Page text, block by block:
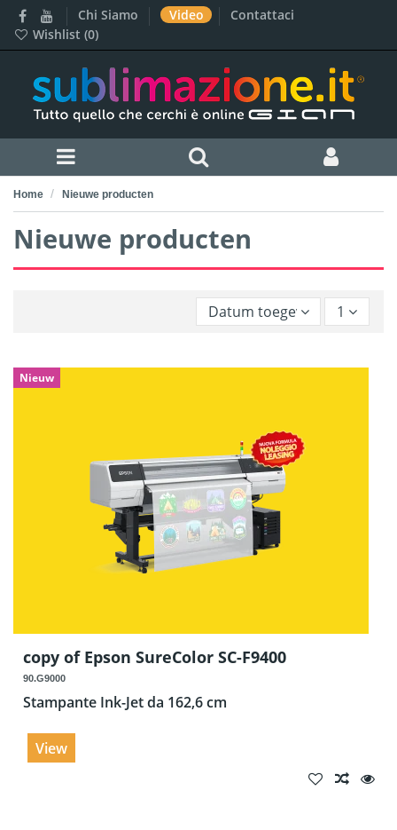
Chi Siamo Video
Contattaci
Wishlist (0)
Home Nieuwe producten
Nieuwe producten
Datum toegevoegd,1
Nieuw
copy of Epson SureColor SC-F9400
90.G9000
Stampante Ink-Jet da 162,6 cm
View